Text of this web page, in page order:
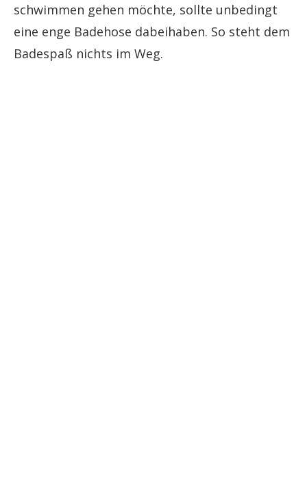
schwimmen gehen möchte, sollte unbedingt
eine enge Badehose dabeihaben. So steht dem
Badespaß nichts im Weg.